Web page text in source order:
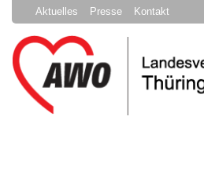
Aktuelles Presse Kontakt